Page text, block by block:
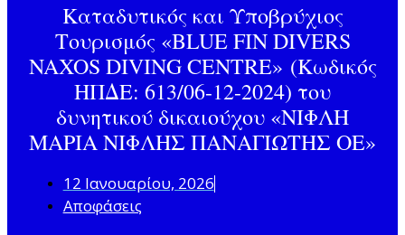
Καταδυτικός και Υποβρύχιος
Τουρισμός «BLUE FIN DIVERS
NAXOS DIVING CENTRE» (Κωδικός
ΗΠΔΕ: 613/06-12-2024) του
δυνητικού δικαιούχου «ΝΙΦΛΗ
ΜΑΡΙΑ ΝΙΦΛΗΣ ΠΑΝΑΓΙΩΤΗΣ ΟΕ»
12 Ιανουαρίου, 2026
Αποφάσεις